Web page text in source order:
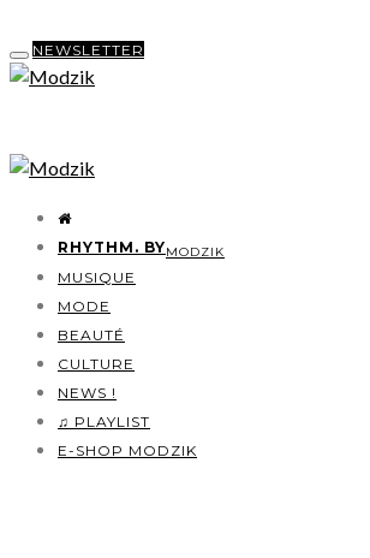
NEWSLETTER
RHYTHM. BYMODZIK
MUSIQUE
MODE
BEAUTÉ
CULTURE
NEWS !
♫ PLAYLIST
E-SHOP MODZIK